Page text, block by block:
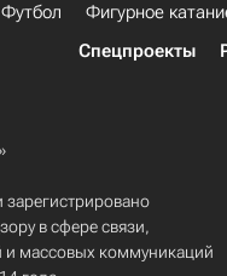
Футбол Фигурное
Спецпроекты
в сфере связи,
массовых коммуникаций